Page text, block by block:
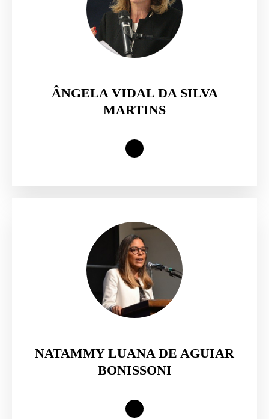
ÂNGELA VIDAL DA SILVA
MARTINS
NATAMMY LUANA DE AGUIAR
BONISSONI